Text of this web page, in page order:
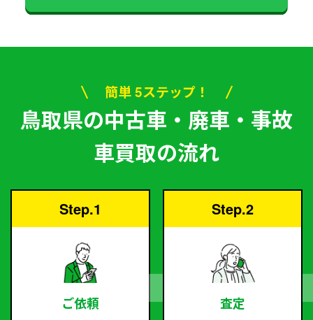
簡単 5ステップ！
鳥取県の中古車・廃車・事故
車買取の流れ
Step.1
ご依頼
Step.2
査定